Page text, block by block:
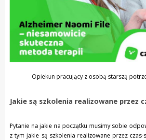
Opiekun pracujący z osobą starszą
Jakie są szkolenia realizowane przez
Pytanie na jakie na początku musimy sobie
z tym jakie są szkolenia realizowane przez czas-